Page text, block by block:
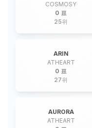
COSMOSY
0 표
25위
ARIN
ATHEART
0 표
27위
AURORA
ATHEART